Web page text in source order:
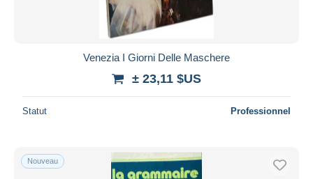
Venezia I Giorni Delle Maschere
± 23,11 $US
Statut Professionnel
Nouveau